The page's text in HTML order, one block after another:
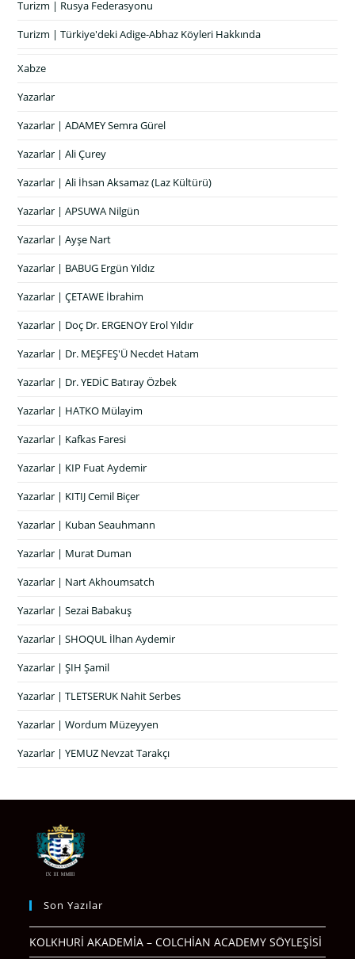
Turizm | Rusya Federasyonu
Turizm | Türkiye'deki Adige-Abhaz Köyleri Hakkında
Xabze
Yazarlar
Yazarlar | ADAMEY Semra Gürel
Yazarlar | Ali Çurey
Yazarlar | Ali İhsan Aksamaz (Laz Kültürü)
Yazarlar | APSUWA Nilgün
Yazarlar | Ayşe Nart
Yazarlar | BABUG Ergün Yıldız
Yazarlar | ÇETAWE İbrahim
Yazarlar | Doç Dr. ERGENOY Erol Yıldır
Yazarlar | Dr. MEŞFEŞ'Ü Necdet Hatam
Yazarlar | Dr. YEDİC Batıray Özbek
Yazarlar | HATKO Mülayim
Yazarlar | Kafkas Faresi
Yazarlar | KIP Fuat Aydemir
Yazarlar | KITIJ Cemil Biçer
Yazarlar | Kuban Seauhmann
Yazarlar | Murat Duman
Yazarlar | Nart Akhoumsatch
Yazarlar | Sezai Babakuş
Yazarlar | SHOQUL İlhan Aydemir
Yazarlar | ŞIH Şamil
Yazarlar | TLETSERUK Nahit Serbes
Yazarlar | Wordum Müzeyyen
Yazarlar | YEMUZ Nevzat Tarakçı
Son Yazılar
KOLKHURİ AKADEMİA – COLCHİAN ACADEMY SÖYLEŞİSİ